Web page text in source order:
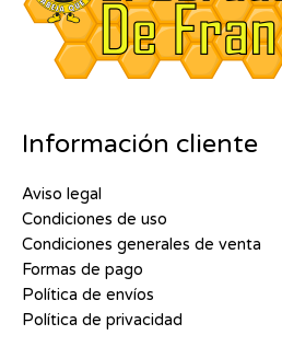
Información cliente
Aviso legal
Condiciones de uso
Condiciones generales de venta
Formas de pago
Política de envíos
Política de privacidad